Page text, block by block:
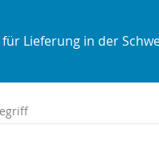
für Lieferung in der